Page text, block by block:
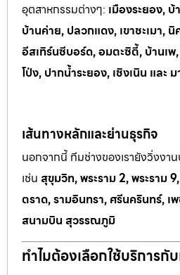
อุตสาหกรรมต่างๆ: เมืองระยอง,
บ้านค่าย, ปลวกแดง, เขาชะเมา,
อีสเทิร์นซีบอร์ด, อมตะซิตี้, บ้านเพ
โป่ง, ปากน้ำระยอง, เชิงเนิน และ
เส้นทางหลักและย่านธุรกิจ
นอกจากนี้ ทีมช่างของเรายังวิ่งงา
เช่น สุขุมวิท, พระราม 2, พระราม
ตราด, รามอินทรา, ศรีนครินทร์, เ
สนามบิน สุวรรณภูมิ
ทำไมต้องเลือกใช้บริการกับ